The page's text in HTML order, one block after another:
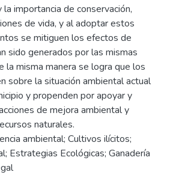
importancia de conservación,
de vida, y al adoptar estos
se mitiguen los efectos de
sido generados por las mismas
la misma manera se logra que los
sobre la situación ambiental actual
y propenden por apoyar y
de mejora ambiental y
naturales.
ambiental; Cultivos ilícitos;
Estrategias Ecológicas; Ganadería